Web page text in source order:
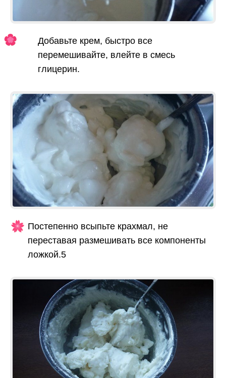
Добавьте крем, быстро все
перемешивайте, влейте в смесь
глицерин.
Постепенно всыпьте крахмал, не
переставая размешивать все компоненты
ложкой.5